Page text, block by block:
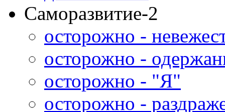
Саморазвитие-2
осторожно -
осторожно -
осторожно - "Я"
осторожно -